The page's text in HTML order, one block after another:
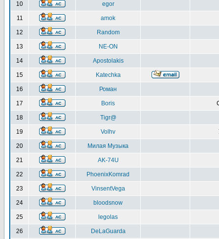
10 egor
11 amok
12 Random
13 NE-ON
14 Apostolakis
15 Katechka
16 Роман
17 Boris
18 Tigr@
19 Volhv
20 Милая Музыка
21 AK-74U
22 PhoenixKomrad
23 VinsentVega
24 bloodsnow
25 legolas
26 DeLaGuarda